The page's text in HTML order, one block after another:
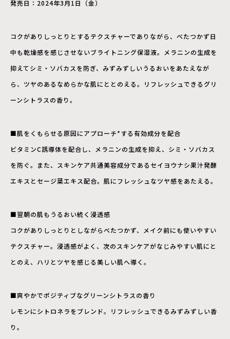
発売日：2024年3月1日（金）
コクがありしっとりとするテクスチャーでありながら、べたつかず日
中も乾燥感を感じさせないブライトニング保湿液。メラニンの生成を
抑えてシミ・ソバカスを防ぎ、みずみずしいうるおいをあたえなが
ら、ツヤのあるなめらかな肌にととのえる。リフレッシュできるグリ
ーンシトラスの香り。
■肌をくもらせる原因にアプローチ*する有効成分を配合
ビタミンC誘導体を配合し、メラニンの生成を抑え、シミ・ソバカス
を防ぐ。また、スキンケア共通美容成分であるセイヨウナシ果汁発酵
エキスとセージ葉エキス配合。肌にフレッシュなツヤ感をあたえる。
■翌朝の肌もうるおい続く浸透感
コクがありしっとりとしながらべたつかず、メイク前にも使いやすい
テクスチャー。浸透感がよく、次のスキンケアがなじみやすい肌にと
とのえ、ハリとツヤを感じる美しい肌へ導く。
■爽やかでポジティブなグリーンシトラスの香り
レモンにシトロネラをブレンド。リフレッシュできるみずみずしい香
り。